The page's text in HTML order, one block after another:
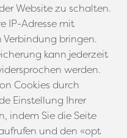
Website zu schalten.
IP-Adresse mit
bringen.
kann jederzeit
werden.
Cookies durch
Einstellung Ihrer
indem Sie die Seite
und den «opt